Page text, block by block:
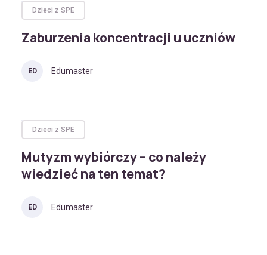
Dzieci z SPE
Zaburzenia koncentracji u uczniów
ED Edumaster
Dzieci z SPE
Mutyzm wybiórczy – co należy
wiedzieć na ten temat?
ED Edumaster